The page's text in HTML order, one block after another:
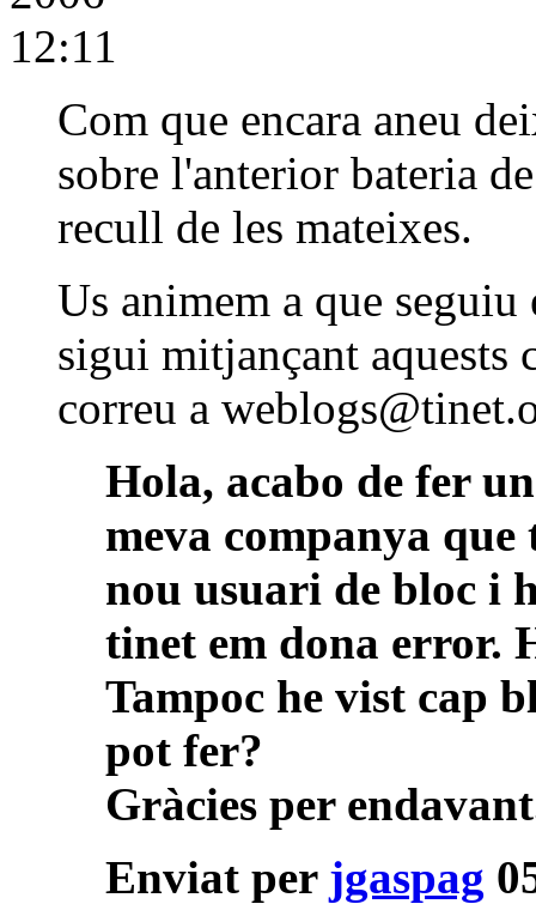
12:11
Com que encara aneu
sobre l'anterior bateria
recull de les mateixes.
Us animem a que
sigui mitjançant aquests
correu a
Hola, acabo de fer
meva companya
nou usuari de bloc i
tinet em dona error.
Tampoc he vist cap
pot fer?
Gràcies per
Enviat per jgaspag